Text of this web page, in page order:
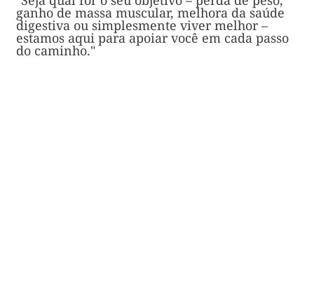
ganho de massa muscular, melhora da saúde
digestiva ou simplesmente viver melhor –
estamos aqui para apoiar você em cada passo
do caminho."